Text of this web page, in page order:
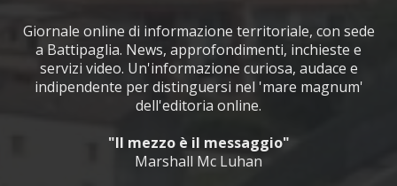
Giornale online di informazione territoriale, con sede
a Battipaglia. News, approfondimenti, inchieste e
servizi video. Un'informazione curiosa, audace e
indipendente per distinguersi nel 'mare magnum'
dell'editoria online.
"Il mezzo è il messaggio"
Marshall Mc Luhan